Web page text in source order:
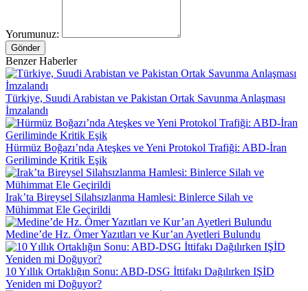
Yorumunuz:
Gönder
Benzer Haberler
Türkiye, Suudi Arabistan ve Pakistan Ortak Savunma Anlaşması
İmzalandı
Hürmüz Boğazı’nda Ateşkes ve Yeni Protokol Trafiği: ABD-İran
Geriliminde Kritik Eşik
Irak’ta Bireysel Silahsızlanma Hamlesi: Binlerce Silah ve
Mühimmat Ele Geçirildi
Medine’de Hz. Ömer Yazıtları ve Kur’an Ayetleri Bulundu
10 Yıllık Ortaklığın Sonu: ABD-DSG İttifakı Dağılırken IŞİD
Yeniden mi Doğuyor?